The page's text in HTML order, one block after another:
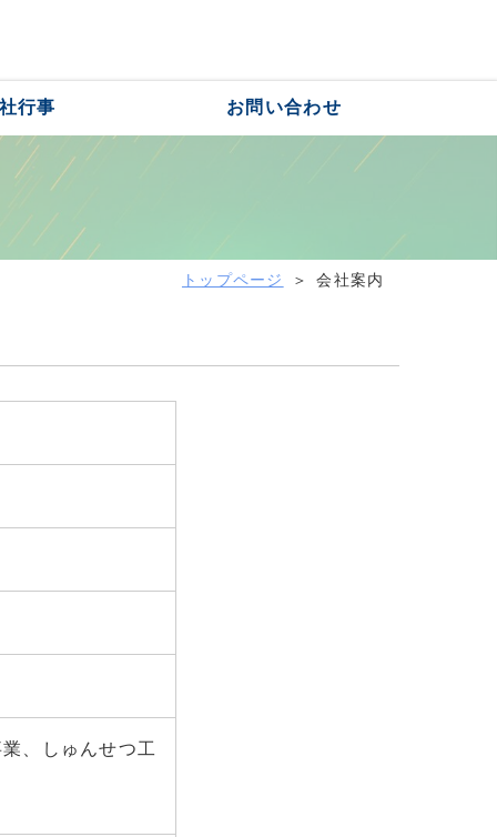
行事 お問い合わせ
トップページ 会社案内
、しゅんせつ工